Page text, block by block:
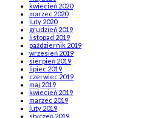
kwiecień 2020
marzec 2020
luty 2020
grudzień 2019
listopad 2019
październik 2019
wrzesień 2019
sierpień 2019
lipiec 2019
czerwiec 2019
maj 2019
kwiecień 2019
marzec 2019
luty 2019
styczeń 2019